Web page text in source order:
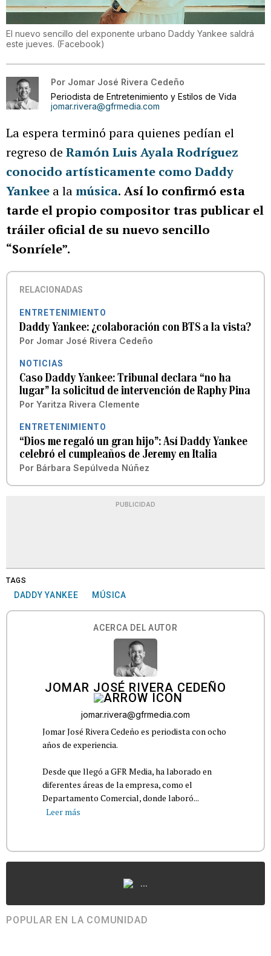
El nuevo sencillo del exponente urbano Daddy Yankee saldrá
este jueves. (Facebook)
Por Jomar José Rivera Cedeño
Periodista de Entretenimiento y Estilos de Vida
jomar.rivera@gfrmedia.com
La espera terminó para quienes pedían el
regreso de Ramón Luis Ayala Rodríguez ​​
conocido artísticamente como Daddy
Yankee a lamúsica. Así lo confirmó esta
tarde el propio compositor tras publicar el
tráiler oficial de su nuevo sencillo
“Sonríele”.
RELACIONADAS
ENTRETENIMIENTO
Daddy Yankee: ¿colaboración con BTS a la vista?
Por Jomar José Rivera Cedeño
NOTICIAS
Caso Daddy Yankee: Tribunal declara “no ha
lugar” la solicitud de intervención de Raphy Pina
Por Yaritza Rivera Clemente
ENTRETENIMIENTO
“Dios me regaló un gran hijo”: Así Daddy Yankee
celebró el cumpleaños de Jeremy en Italia
Por Bárbara Sepúlveda Núñez
PUBLICIDAD
TAGS
DADDY YANKEE MÚSICA
ACERCA DEL AUTOR
JOMAR JOSÉ RIVERA CEDEÑO
jomar.rivera@gfrmedia.com
Jomar José Rivera Cedeño es periodista con ocho
años de experiencia.
Desde que llegó a GFR Media, ha laborado en
diferentes áreas de la empresa, como el
Departamento Comercial, donde laboró...
Leer más
...
POPULAR EN LA COMUNIDAD